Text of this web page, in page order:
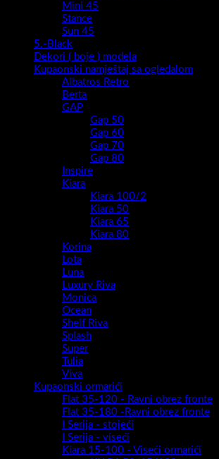
Mini 45
Stance
Sun 45
5.-Black
Dekori ( boje ) modela
Kupaonski namještaj sa ogledalom
Albatros Retro
Berta
GAP
Gap 50
Gap 60
Gap 70
Gap 80
Inspire
Kiara
Kiara 100/2
Kiara 50
Kiara 65
Kiara 80
Korina
Lota
Luna
Luxury Riva
Monica
Ocean
Shelf Riva
Splash
Super
Tulia
Viva
Kupaonski ormarići
Flat 35-120 - Ravni obrez fronte
Flat 35-180 -Ravni obrez fronte
I Serija - stojeći
I Serija - viseći
Kiara 15-100 - Viseći ormarići